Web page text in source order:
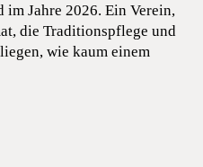
im Jahre 2026. Ein Verein,
die Traditionspflege und
wie kaum einem